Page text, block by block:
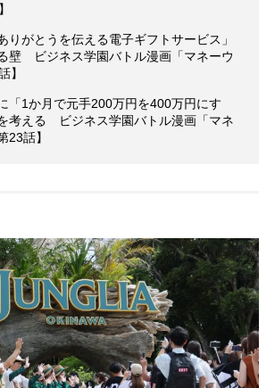
りがとうを伝える電子ギフトサービス」
壁 ビジネス学園バトル漫画「マネーウ
】
「1か月で元手200万円を400万円にす
考える ビジネス学園バトル漫画「マネ
23話】